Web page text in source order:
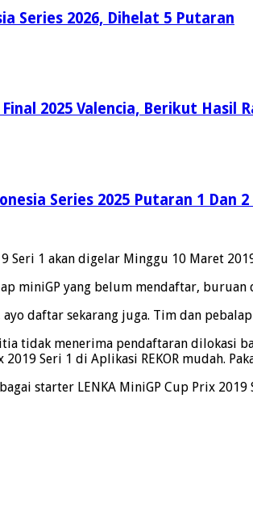
Series 2026, Dihelat 5 Putaran
2025 Valencia, Berikut Hasil
Series 2025 Putaran 1 Dan
Seri 1 akan digelar Minggu 10 Maret
miniGP yang belum mendaftar,
daftar sekarang juga. Tim dan
tidak menerima pendaftaran dilokasi
2019 Seri 1 di Aplikasi REKOR mudah.
starter LENKA MiniGP Cup Prix